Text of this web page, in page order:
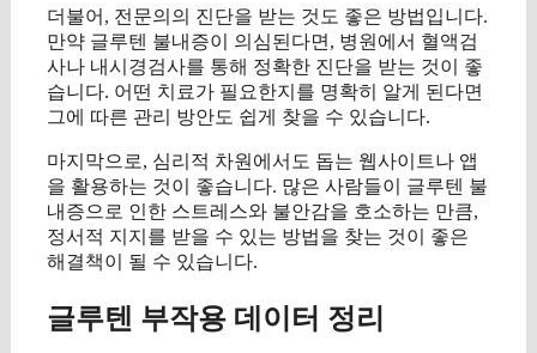
더불어, 전문의의 진단을 받는 것도 좋은 방법입니다.
만약 글루텐 불내증이 의심된다면, 병원에서 혈액검
사나 내시경검사를 통해 정확한 진단을 받는 것이 좋
습니다. 어떤 치료가 필요한지를 명확히 알게 된다면
그에 따른 관리 방안도 쉽게 찾을 수 있습니다.
마지막으로, 심리적 차원에서도 돕는 웹사이트나 앱
을 활용하는 것이 좋습니다. 많은 사람들이 글루텐 불
내증으로 인한 스트레스와 불안감을 호소하는 만큼,
정서적 지지를 받을 수 있는 방법을 찾는 것이 좋은
해결책이 될 수 있습니다.
글루텐 부작용 데이터 정리